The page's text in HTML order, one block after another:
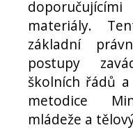
materiály.
základní
postupy
školních řádů
metodice
mládeže a